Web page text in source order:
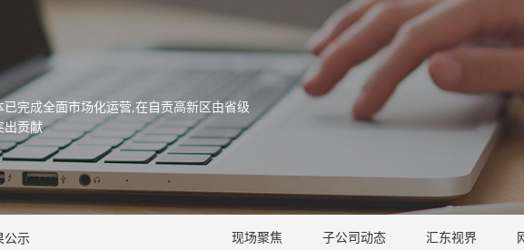
完成全面市场化运营,在自贡高新区由省级
出贡献
公示 现场聚焦 子公司动态 汇东视界